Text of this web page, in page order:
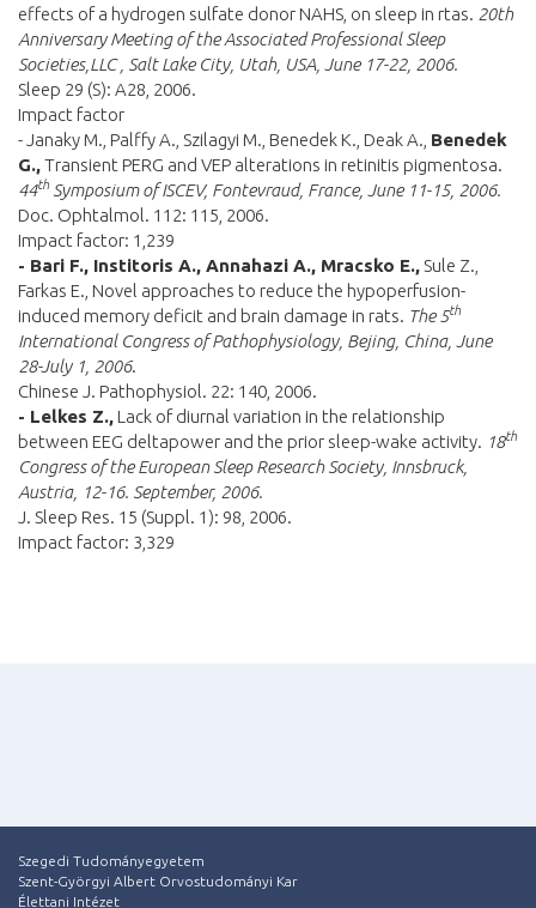
effects of a hydrogen sulfate donor NAHS, on sleep in rtas. 20th
Anniversary Meeting of the Associated Professional Sleep
Societies,LLC , Salt Lake City, Utah, USA, June 17-22, 2006.
Sleep 29 (S): A28, 2006.
Impact factor
- Janaky M., Palffy A., Szilagyi M., Benedek K., Deak A., Benedek
G.,Transient PERG and VEP alterations in retinitis pigmentosa.
44th Symposium of ISCEV, Fontevraud, France, June 11-15, 2006.
Doc. Ophtalmol. 112: 115, 2006.
Impact factor: 1,239
- Bari F., Institoris A., Annahazi A., Mracsko E., Sule Z.,
Farkas E., Novel approaches to reduce the hypoperfusion-
induced memory deficit and brain damage in rats. The 5th
International Congress of Pathophysiology, Bejing, China, June
28-July 1, 2006.
Chinese J. Pathophysiol. 22: 140, 2006.
- Lelkes Z., Lack of diurnal variation in the relationship
between EEG deltapower and the prior sleep-wake activity. 18th
Congress of the European Sleep Research Society, Innsbruck,
Austria, 12-16. September, 2006.
J. Sleep Res. 15 (Suppl. 1): 98, 2006.
Impact factor: 3,329
Szegedi Tudományegyetem
Szent-Györgyi Albert Orvostudományi Kar
Élettani Intézet